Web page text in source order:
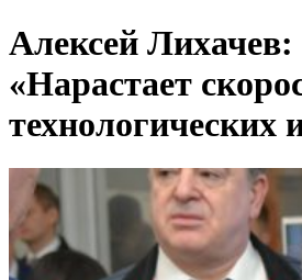
Алексей Лихачев:
«Нарастает
технологических